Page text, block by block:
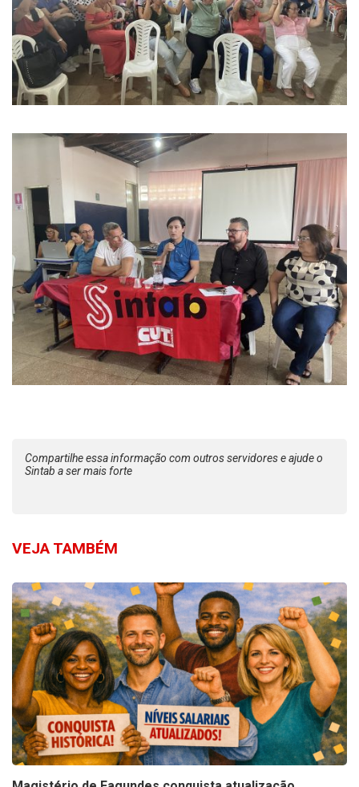
Compartilhe essa informação com outros servidores e ajude o
Sintab a ser mais forte
VEJA TAMBÉM